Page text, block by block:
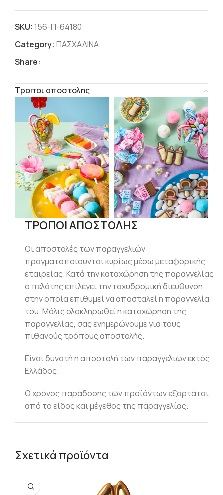
SKU: 156-Π-64180
Category: ΠΑΣΧΑΛΙΝΑ
Share:
Τροποι αποστολης
ΤΡΟΠΟΙ ΑΠΟΣΤΟΛΗΣ
Οι αποστολές των παραγγελιών
πραγματοποιούνται κυρίως μέσω μεταφορικής
εταιρείας. Κατά την καταχώρηση της παραγγελίας
ο πελάτης επιλέγει την ταχυδρομική διεύθυνση
στην οποία επιθυμεί να αποσταλεί η παραγγελία
του. Μόλις ολοκληρωθεί η καταχώρηση της
παραγγελίας, σας ενημερώνουμε για τους
πιθανούς τρόπους αποστολής.
Είναι δυνατή η αποστολή των παραγγελιών εκτός
Ελλάδος.
Ο χρόνος παράδοσης των προϊόντων εξαρτάται
από το είδος και μέγεθος της παραγγελίας.
Σχετικά προϊόντα